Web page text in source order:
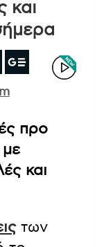
και
προ
και
των